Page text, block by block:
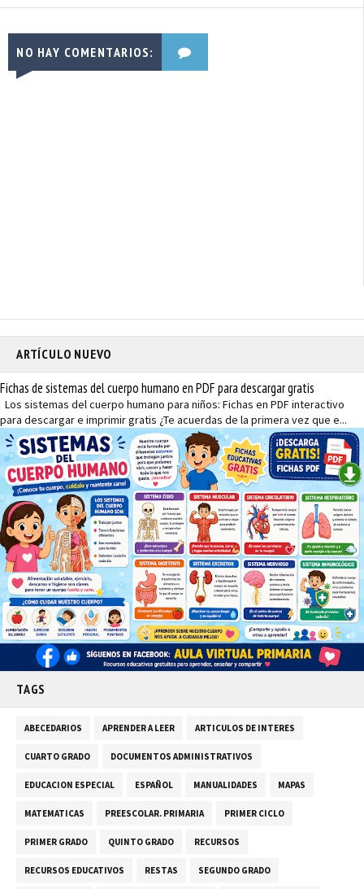
NO HAY COMENTARIOS:
ARTÍCULO NUEVO
Fichas de sistemas del cuerpo humano en PDF para descargar gratis
Los sistemas del cuerpo humano para niños: Fichas en PDF interactivo
para descargar e imprimir gratis ¿Te acuerdas de la primera vez que e...
TAGS
ABECEDARIOS APRENDER A LEER ARTICULOS DE INTERES
CUARTO GRADO DOCUMENTOS ADMINISTRATIVOS
EDUCACION ESPECIAL ESPAÑOL MANUALIDADES MAPAS
MATEMATICAS PREESCOLAR. PRIMARIA PRIMER CICLO
PRIMER GRADO QUINTO GRADO RECURSOS
RECURSOS EDUCATIVOS RESTAS SEGUNDO GRADO